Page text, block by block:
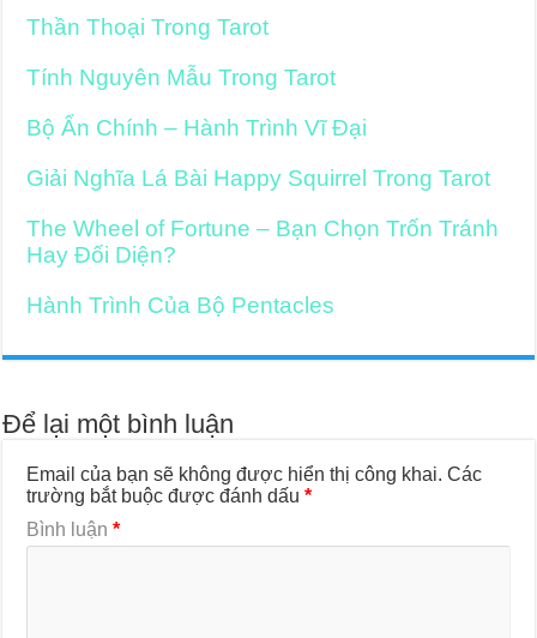
Thần Thoại Trong Tarot
Tính Nguyên Mẫu Trong Tarot
Bộ Ẩn Chính – Hành Trình Vĩ Đại
Giải Nghĩa Lá Bài Happy Squirrel Trong Tarot
The Wheel of Fortune – Bạn Chọn Trốn Tránh
Hay Đối Diện?
Hành Trình Của Bộ Pentacles
Để lại một bình luận
Email của bạn sẽ không được hiển thị công khai. Các
trường bắt buộc được đánh dấu*
Bình luận*